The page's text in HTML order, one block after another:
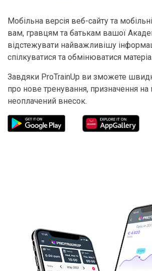
Мобільна версія веб-сайту та
вам, гравцям та батькам вашої
відстежувати найважливішу
спілкуватися та обмінюватися
Завдяки ProTrainUp ви зможете
про нове тренування, призначення на
неоплачений внесок.